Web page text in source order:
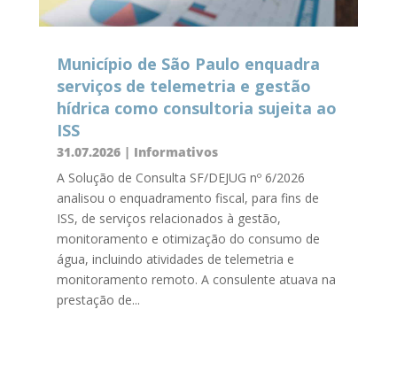
Município de São Paulo enquadra
serviços de telemetria e gestão
hídrica como consultoria sujeita ao
ISS
31.07.2026| Informativos
A Solução de Consulta SF/DEJUG nº 6/2026
analisou o enquadramento fiscal, para fins de
ISS, de serviços relacionados à gestão,
monitoramento e otimização do consumo de
água, incluindo atividades de telemetria e
monitoramento remoto. A consulente atuava na
prestação de...